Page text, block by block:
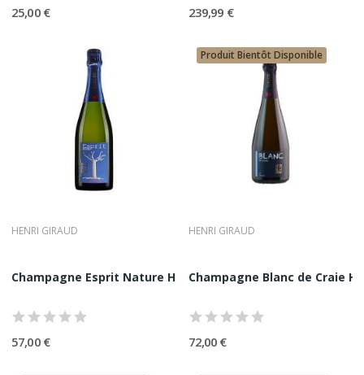
25,00 € 239,99 €
HENRI GIRAUD
Champagne Esprit Nature Henri Giraud 75Cl
57,00 €
Produit Bientôt Disponible
HENRI GIRAUD
Champagne Blanc de Craie
72,00 €